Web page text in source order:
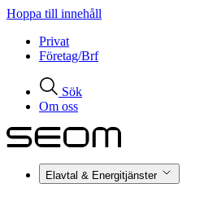
Hoppa till innehåll
Privat
Företag/Brf
Sök
Om oss
Elavtal & Energitjänster